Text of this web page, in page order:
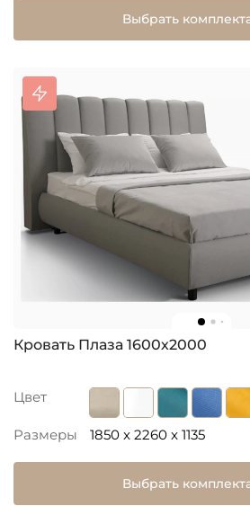
Выбрать
Кровать Плаза 1600х2000
Цвет
Размеры 1850 x 2260 x 1135
Выбрать